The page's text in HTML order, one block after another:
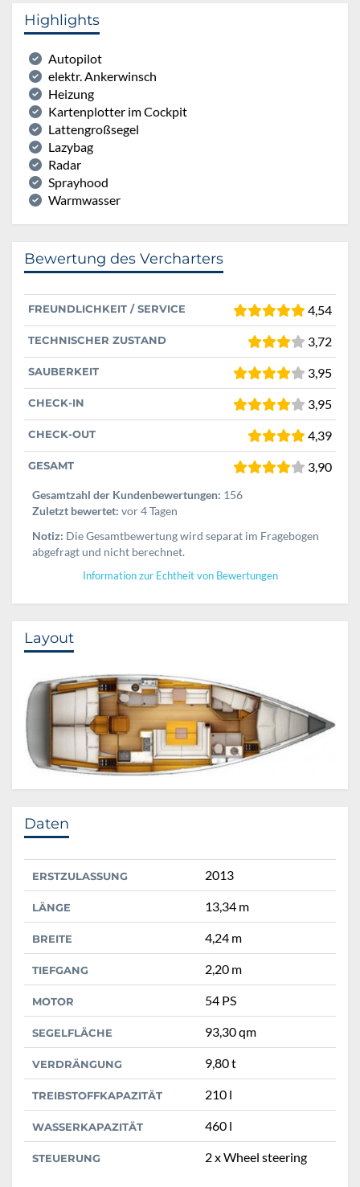
Highlights
Autopilot
elektr. Ankerwinsch
Heizung
Kartenplotter im Cockpit
Lattengroßsegel
Lazybag
Radar
Sprayhood
Warmwasser
Bewertung des Vercharters
FREUNDLICHKEIT / SERVICE 4,54
TECHNISCHER ZUSTAND 3,72
SAUBERKEIT 3,95
CHECK-IN 3,95
CHECK-OUT 4,39
GESAMT 3,90
Gesamtzahl der Kundenbewertungen: 156
Zuletzt bewertet: vor 4 Tagen
Notiz: Die Gesamtbewertung wird separat im Fragebogen
abgefragt und nicht berechnet.
Information zur Echtheit von Bewertungen
Layout
Daten
ERSTZULASSUNG 2013
LÄNGE 13,34 m
BREITE 4,24 m
TIEFGANG 2,20 m
MOTOR 54 PS
SEGELFLÄCHE 93,30 qm
VERDRÄNGUNG 9,80 t
TREIBSTOFFKAPAZITÄT 210 l
WASSERKAPAZITÄT 460 l
STEUERUNG 2 x Wheel steering